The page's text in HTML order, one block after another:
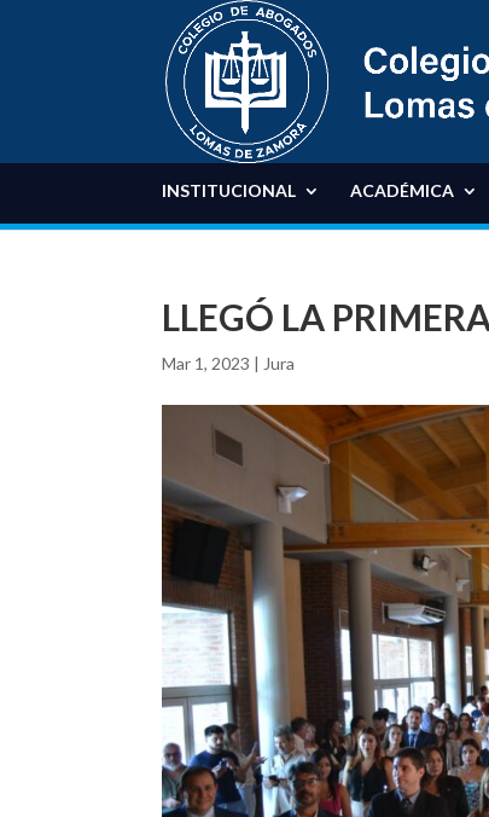
INSTITUCIONAL ACADÉMICA
LLEGÓ LA
Mar 1, 2023 | Jura